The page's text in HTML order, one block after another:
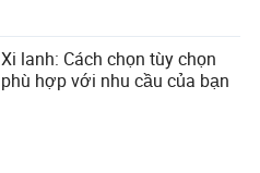
Xi lanh: Cách chọn tùy chọn
phù hợp với nhu cầu của bạn